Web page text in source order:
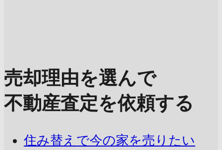
売却理由を選んで
不動産査定を依頼する
住み替えで今の家を売りたい